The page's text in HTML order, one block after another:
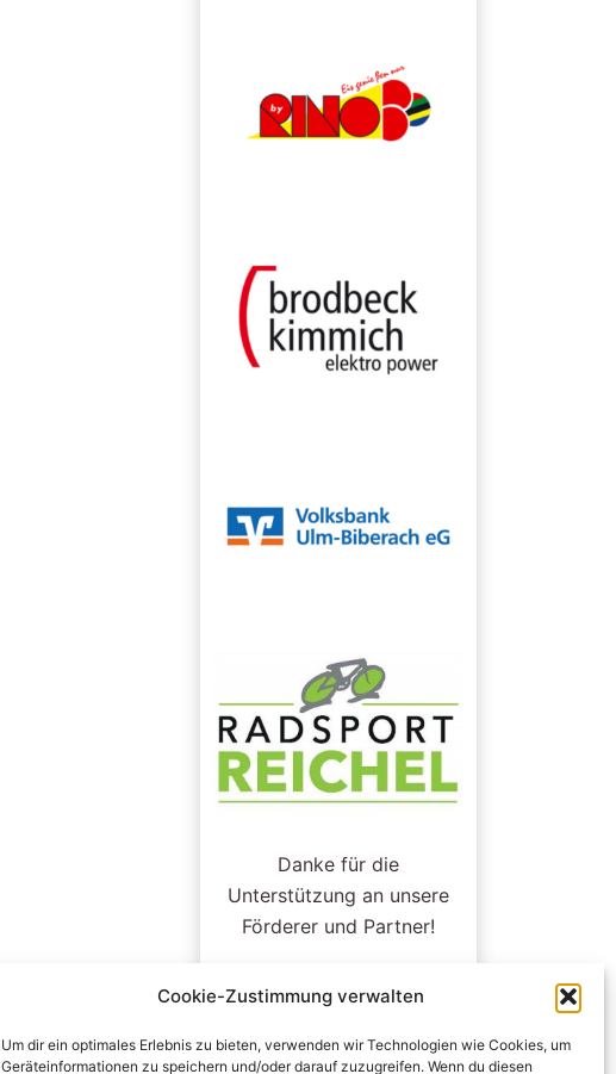
Cookie-Zustimmung verwalten
Um dir ein optimales Erlebnis zu bieten, verwenden wir Technologien wie Cookies, um
Geräteinformationen zu speichern und/oder darauf zuzugreifen. Wenn du diesen
Danke für die
Unterstützung an unsere
Förderer und Partner!